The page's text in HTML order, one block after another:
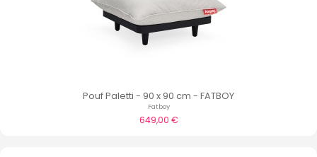
Pouf Paletti - 90 x 90 cm - FATBOY
Fatboy
649,00 €